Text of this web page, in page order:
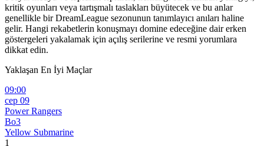
kritik oyunları veya tartışmalı taslakları büyütecek ve bu anlar
genellikle bir DreamLeague sezonunun tanımlayıcı anıları haline
gelir. Hangi rekabetlerin konuşmayı domine edeceğine dair erken
göstergeleri yakalamak için açılış serilerine ve resmi yorumlara
dikkat edin.
Yaklaşan En İyi Maçlar
09:00
сер 09
Power Rangers
Bo3
Yellow Submarine
1